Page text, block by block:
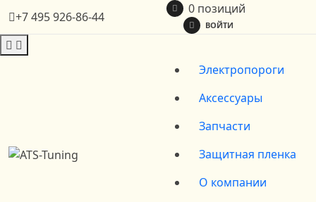
+7 495 926-86-44
0 позиций
ВОЙТИ
Электропороги
Аксессуары
Запчасти
Защитная пленка
О компании